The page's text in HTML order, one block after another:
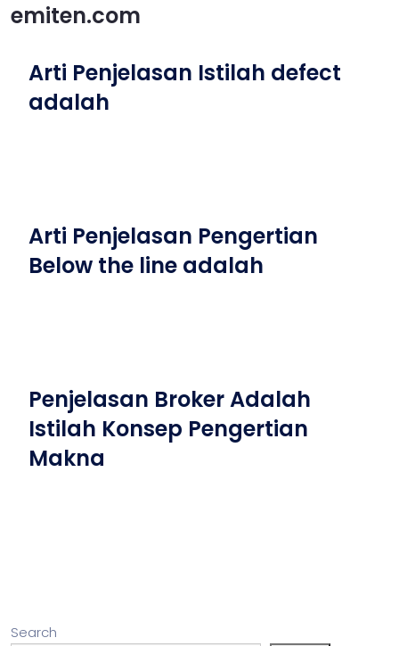
emiten.com
Arti Penjelasan Istilah defect
adalah
Arti Penjelasan Pengertian
Below the line adalah
Penjelasan Broker Adalah
Istilah Konsep Pengertian
Makna
Search